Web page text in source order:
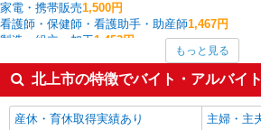
家電・携帯販売1,500円
看護師・保健師・看護助手・助産師1,467円
製造・組立・加工1,453円
入出庫・商品管理・検品・検査 1,377円
その他介護・福祉1,350円
介護職・ヘルパー1,339円
北上市の他の職種の平均時給を見る
もっと見る
北上市の特徴でバイト・アルバイ
産休・育休取得実績あり
主婦・主